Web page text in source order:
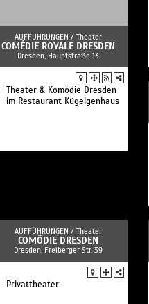
AUFFÜHRUNGEN / Theater
COMÉDIE ROYALE DRESDEN
Dresden, Hauptstraße 13
Theater & Komödie Dresden
im Restaurant Kügelgenhaus
AUFFÜHRUNGEN / Theater
COMÖDIE DRESDEN
Dresden, Freiberger Str. 39
Privattheater